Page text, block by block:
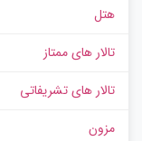
هتل
تالار های ممتاز
تالار های تشریفاتی
مزون